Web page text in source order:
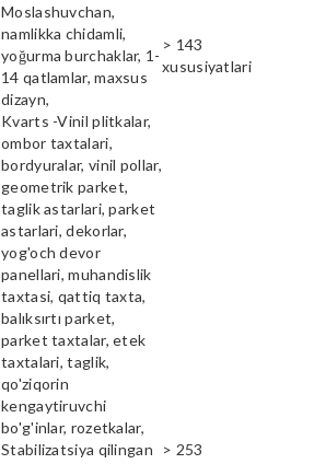
Moslashuvchan,
namlikka chidamli,
yoğurma burchaklar, 1-
14 qatlamlar, maxsus
dizayn,
> 143
xususiyatlari
Kvarts -Vinil plitkalar,
ombor taxtalari,
bordyuralar, vinil pollar,
geometrik parket,
taglik astarlari, parket
astarlari, dekorlar,
yog'och devor
panellari, muhandislik
taxtasi, qattiq taxta,
balıksırtı parket,
parket taxtalar, etek
taxtalari, taglik,
qo'ziqorin
kengaytiruvchi
bo'g'inlar, rozetkalar,
Stabilizatsiya qilingan
> 253